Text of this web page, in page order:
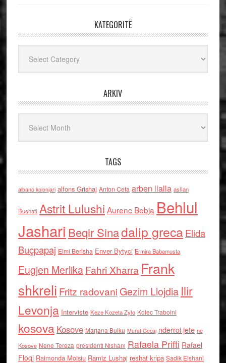
KATEGORITË
ARKIV
TAGS
albano kolonjari alfons Grishaj Anton Cefa arben llalla asllan
Bushati Astrit Lulushi Aurenc Bebja Behlul
Jashari Beqir Sinadalip grecaElida
Buçpapaj Elmi Berisha Enver Bytyci Ermira Babamusta
Eugjen MerlikaFahri Xharra Frank
shkreli Fritz radovaniGezim Llojdia Ilir
Levonja Interviste Keze Kozeta Zylo Kolec Traboini
kosova Kosove Marjana Bulku Murat Gecaj nderroi jete ne
Kosove Nene Tereza presidenti Nishani Rafaela Prifti Rafael
Floqi Raimonda Moisiu Ramiz Lushaj reshat kripa Sadik Elshani